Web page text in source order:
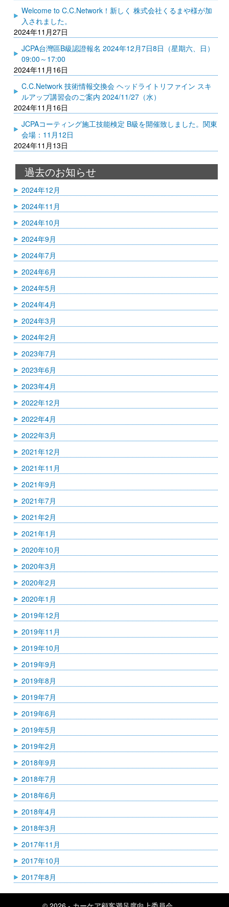
Welcome to C.C.Network！新しく 株式会社くるまや様が加
入されました。
2024年11月27日
JCPA台灣區B級認證報名 2024年12月7日8日（星期六、日）
09:00～17:00
2024年11月16日
C.C.Network 技術情報交換会 ヘッドライトリファイン スキ
ルアップ講習会のご案内 2024/11/27（水）
2024年11月16日
JCPAコーティング施工技能検定 B級を開催致しました。関東
会場：11月12日
2024年11月13日
過去のお知らせ
2024年12月
2024年11月
2024年10月
2024年9月
2024年7月
2024年6月
2024年5月
2024年4月
2024年3月
2024年2月
2023年7月
2023年6月
2023年4月
2022年12月
2022年4月
2022年3月
2021年12月
2021年11月
2021年9月
2021年7月
2021年2月
2021年1月
2020年10月
2020年3月
2020年2月
2020年1月
2019年12月
2019年11月
2019年10月
2019年9月
2019年8月
2019年7月
2019年6月
2019年5月
2019年2月
2018年9月
2018年7月
2018年6月
2018年4月
2018年3月
2017年11月
2017年10月
2017年8月